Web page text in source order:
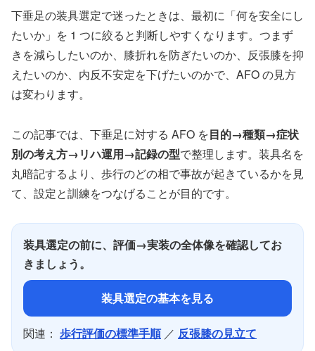
下垂足の装具選定で迷ったときは、最初に「何を安全にし
たいか」を 1 つに絞ると判断しやすくなります。つまず
きを減らしたいのか、膝折れを防ぎたいのか、反張膝を抑
えたいのか、内反不安定を下げたいのかで、AFO の見方
は変わります。
この記事では、下垂足に対する AFO を目的→種類→症状
別の考え方→リハ運用→記録の型で整理します。装具名を
丸暗記するより、歩行のどの相で事故が起きているかを見
て、設定と訓練をつなげることが目的です。
装具選定の前に、評価→実装の全体像を確認してお
きましょう。
装具選定の基本を見る
関連： 歩行評価の標準手順／ 反張膝の見立て